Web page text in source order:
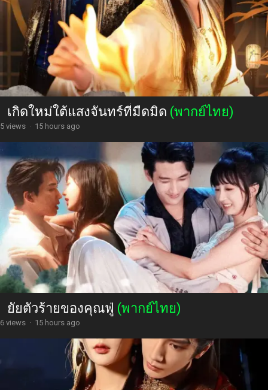
เกิดใหม่ใต้แสงจันทร์ที่มืดมิด (พากย์ไทย)
5 views · 15 hours ago
ยัยตัวร้ายของคุณฟู่ (พากย์ไทย)
6 views · 15 hours ago